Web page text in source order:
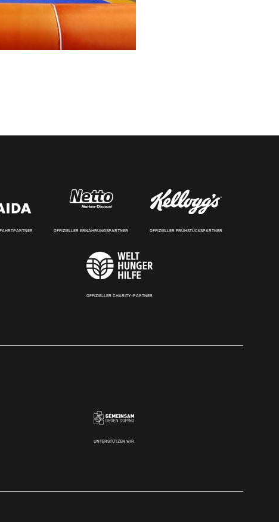
OFFIZIELLER ERNÄHRUNGSPARTNER OFFIZIELLER FRÜHSTÜCKSPARTNER
OFFIZIELLER CHARITY-PARTNER
UNTERSTÜTZEN WIR